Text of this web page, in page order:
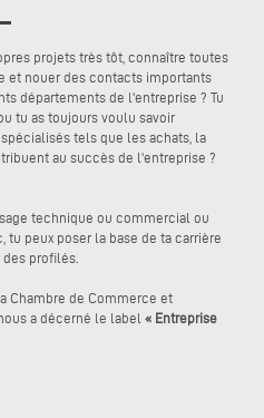
projets très tôt, connaître toutes
et nouer des contacts importants
départements de l'entreprise ? Tu
tu as toujours voulu savoir
tels que les achats, la
au succès de l'entreprise ?
technique ou commercial ou
tu peux poser la base de ta carrière
profilés.
Chambre de Commerce et
a décerné le label « Entreprise